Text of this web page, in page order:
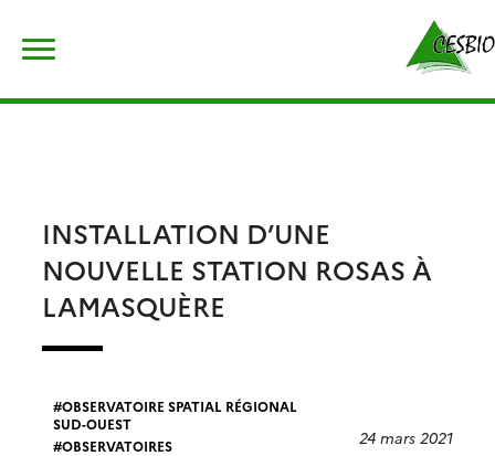
content
INSTALLATION D’UNE
NOUVELLE STATION ROSAS À
LAMASQUÈRE
OBSERVATOIRE SPATIAL RÉGIONAL
SUD-OUEST
OBSERVATOIRES
24 mars 2021